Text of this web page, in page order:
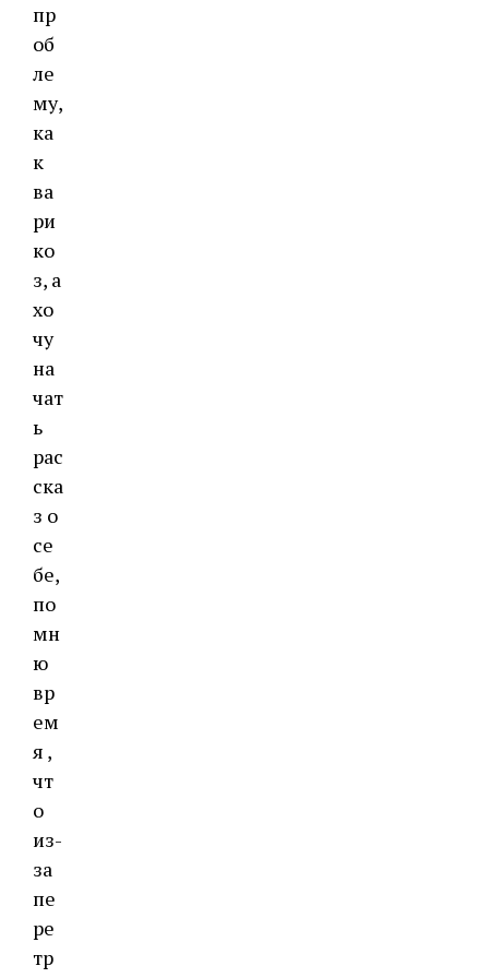
пр
об
ле
му,
ка
к
ва
ри
ко
з, а
хо
чу
на
чат
ь
рас
ска
з о
се
бе,
по
мн
ю
вр
ем
я ,
чт
о
из-
за
пе
ре
тр